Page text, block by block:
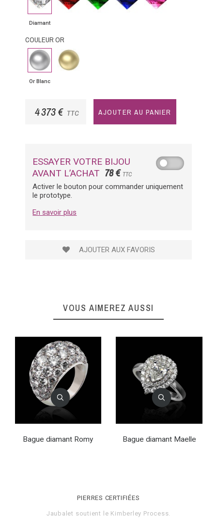
Diamant
bleu
rose
COULEUR OR
Or
Blanc
Or Blanc
Or
Jaune
4 373 € TTC AJOUTER AU PANIER
ESSAYER VOTRE BIJOU
AVANT L’ACHAT 78 € TTC
Activer le bouton pour commander uniquement
le prototype.
En savoir plus
AJOUTER AUX FAVORIS
VOUS AIMEREZ AUSSI
Bague diamant Romy Bague diamant Maelle
PIERRES CERTIFIÉES
Jaubalet soutient le Kimberley Process.